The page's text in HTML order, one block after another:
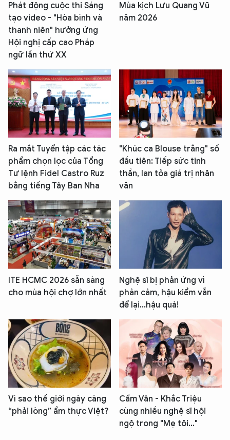
Phát động cuộc thi Sáng
tạo video - "Hòa bình và
thanh niên" hưởng ứng
Hội nghị cấp cao Pháp
ngữ lần thứ XX
Mùa kịch Lưu Quang Vũ
năm 2026
Ra mắt Tuyển tập các tác
phẩm chọn lọc của Tổng
Tư lệnh Fidel Castro Ruz
bằng tiếng Tây Ban Nha
"Khúc ca Blouse trắng" số
đầu tiên: Tiếp sức tinh
thần, lan tỏa giá trị nhân
văn
ITE HCMC 2026 sẵn sàng
cho mùa hội chợ lớn nhất
Nghệ sĩ bị phản ứng vì
phản cảm, hậu kiểm vẫn
để lại...hậu quả!
Vì sao thế giới ngày càng
“phải lòng” ẩm thực Việt?
Cẩm Vân - Khắc Triệu
cùng nhiều nghệ sĩ hội
ngộ trong "Mẹ tôi..."